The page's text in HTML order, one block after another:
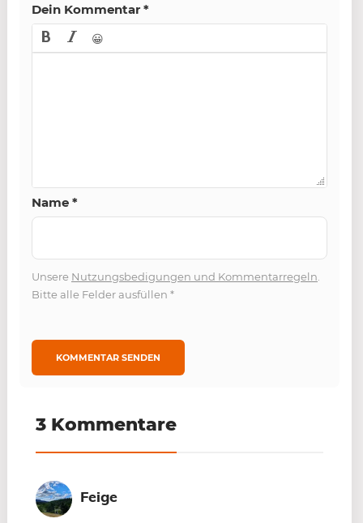
Dein Kommentar *
😀
Name *
Unsere Nutzungsbedigungen und Kommentarregeln
Bitte alle Felder ausfüllen *
3 Kommentare
Feige